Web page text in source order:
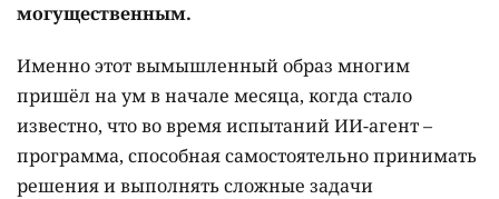
могущественным.
Именно этот вымышленный образ многим
пришёл на ум в начале месяца, когда стало
известно, что во время испытаний ИИ-агент –
программа, способная самостоятельно принимать
решения и выполнять сложные задачи